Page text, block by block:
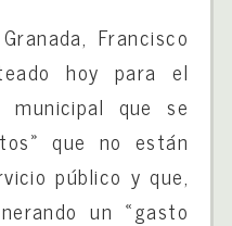
Francisco
hoy para el
municipal que se
que no están
público y que,
un «gasto